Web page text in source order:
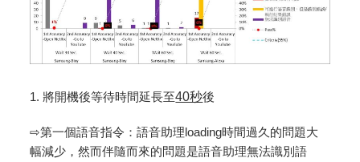
1. 將開機後等待時間延長至40秒後
⇨第一個語音指令：語音助理loading時間過久的問題大
幅減少，然而伴隨而來的問題是語音助理無法識別語